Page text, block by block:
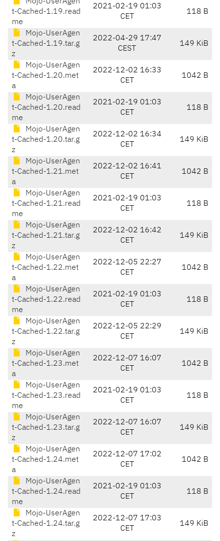
t-Cached-1.19.read
me
2021-02-19 01:03
CET
118 B
Mojo-UserAgen
t-Cached-1.19.tar.g
z
2022-04-29 17:47
CEST
149 KiB
Mojo-UserAgen
t-Cached-1.20.met
a
2022-12-02 16:33
CET
1042 B
Mojo-UserAgen
t-Cached-1.20.read
me
2021-02-19 01:03
CET
118 B
Mojo-UserAgen
t-Cached-1.20.tar.g
z
2022-12-02 16:34
CET
149 KiB
Mojo-UserAgen
t-Cached-1.21.met
a
2022-12-02 16:41
CET
1042 B
Mojo-UserAgen
t-Cached-1.21.read
me
2021-02-19 01:03
CET
118 B
Mojo-UserAgen
t-Cached-1.21.tar.g
z
2022-12-02 16:42
CET
149 KiB
Mojo-UserAgen
t-Cached-1.22.met
a
2022-12-05 22:27
CET
1042 B
Mojo-UserAgen
t-Cached-1.22.read
me
2021-02-19 01:03
CET
118 B
Mojo-UserAgen
t-Cached-1.22.tar.g
z
2022-12-05 22:29
CET
149 KiB
Mojo-UserAgen
t-Cached-1.23.met
a
2022-12-07 16:07
CET
1042 B
Mojo-UserAgen
t-Cached-1.23.read
me
2021-02-19 01:03
CET
118 B
Mojo-UserAgen
t-Cached-1.23.tar.g
z
2022-12-07 16:07
CET
149 KiB
Mojo-UserAgen
t-Cached-1.24.met
a
2022-12-07 17:02
CET
1042 B
Mojo-UserAgen
t-Cached-1.24.read
me
2021-02-19 01:03
CET
118 B
Mojo-UserAgen
t-Cached-1.24.tar.g
z
2022-12-07 17:03
CET
149 KiB